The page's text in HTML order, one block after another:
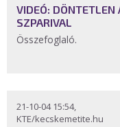
VIDEÓ: DÖNTETLEN
SZPARIVAL
Összefoglaló.
21-10-04 15:54,
KTE/kecskemetite.hu